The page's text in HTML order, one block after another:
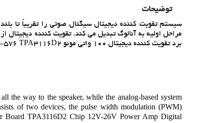
توضیحات
سيستم تقويت کننده ديجيتال سيگنال صوتي را تقريباً تا
برد تقويت کننده ديجيتال 100 واتي مونو PassionIn HW-576 TPA3116D2 تراشه 12V-26V تقويت کننده صوتي ديجيتال لوازم ساخت DIY
the way to the speaker, while the analog-based system
of two devices, the pulse width modulation (PWM)
Board TPA3116D2 Chip 12V-26V Power Amp Digital